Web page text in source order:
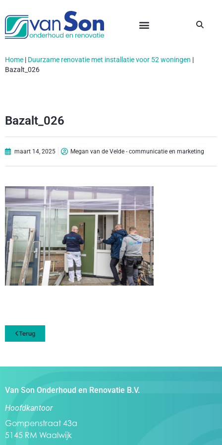
Home | Duurzame renovatie met installatie voor 52 woningen |
Bazalt_026
Bazalt_026
maart 14, 2025 Megan van de Velde - communicatie en marketing
Terug
Van Son Onderhoud en Renovatie B.V.
Hoofdkantoor
Gompenstraat 43a
5145 RM Waalwijk